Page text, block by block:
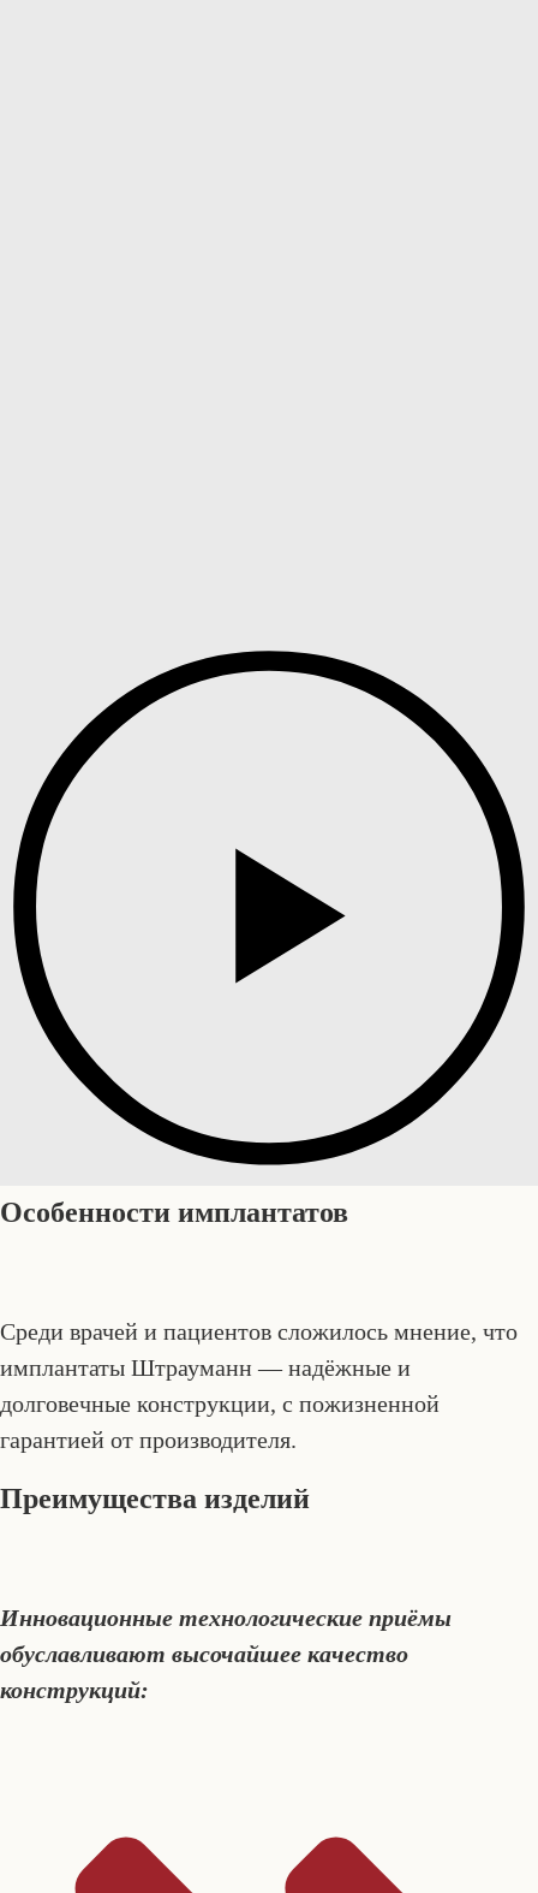
Особенности имплантатов
Среди врачей и пациентов сложилось мнение, что
имплантаты Штрауманн — надёжные и
долговечные конструкции, с пожизненной
гарантией от производителя.
Преимущества изделий
Инновационные технологические приёмы
обуславливают высочайшее качество
конструкций: